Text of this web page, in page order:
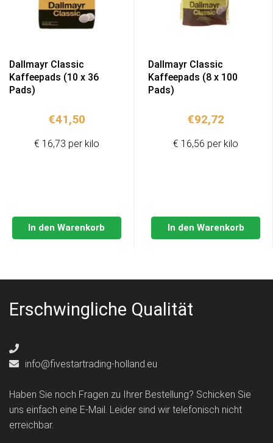
Dallmayr Classic
Kaffeepads (10 x 36
Pads)
€41,50
In den Warenkorb
€ 16,73 per kilo
Dallmayr Classic
Kaffeepads (8 x 100
Pads)
€92,72
In den Warenkorb
€ 16,56 per kilo
Erschwingliche Qualität
info@fivestartrading-holland.eu
Haben Sie noch Fragen zu Ihrer Bestellung? Schicken Sie
uns einfach eine E-Mail. Leider sind wir telefonisch nicht
erreichbar.